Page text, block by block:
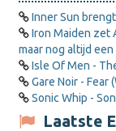
Inner Sun
Iron Maiden zet
maar nog altijd
Isle Of Men -
Gare Noir - Fear
Sonic Whip -
Laatste